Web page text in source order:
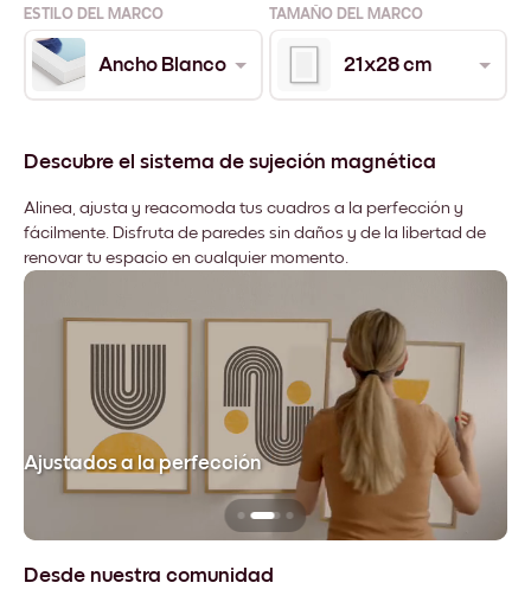
ESTILO DEL MARCO TAMAÑO DEL MARCO
Ancho Blanco 21x28 cm
Descubre el sistema de sujeción magnética
Alinea, ajusta y reacomoda tus cuadros a la perfección y
fácilmente. Disfruta de paredes sin daños y de la libertad de
renovar tu espacio en cualquier momento.
Ajustados a la perfección
Desde nuestra comunidad